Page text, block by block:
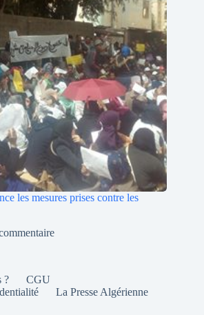
les mesures prises contre les
?
CGU
La Presse Algérienne